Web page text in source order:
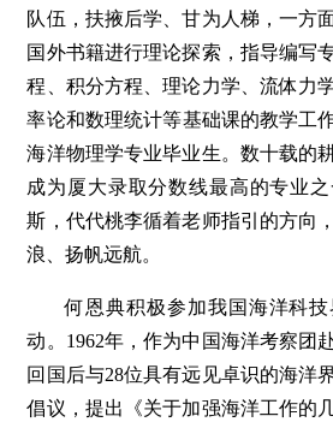
队伍，扶掖后学、甘为人梯，一方
国外书籍进行理论探索，指导编写
程、积分方程、理论力学、流体力
率论和数理统计等基础课的教学工
海洋物理学专业毕业生。数十载的
成为厦大录取分数线最高的专业
斯，代代桃李循着老师指引的方向
浪、扬帆远航。
何恩典积极参加我国海洋科
动。1962年，作为中国海洋考察团
回国后与28位具有远见卓识的海洋
倡议，提出《关于加强海洋工作的